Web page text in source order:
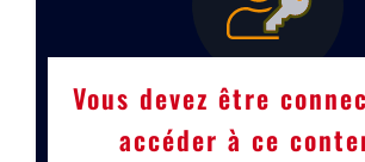
Vous devez être
accéder à ce